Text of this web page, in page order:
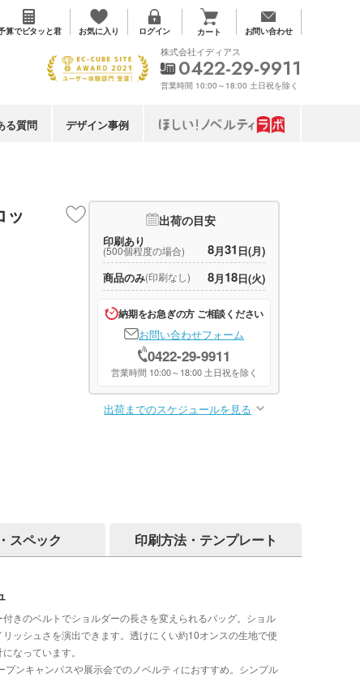
算でピタッと君 お気に入り ログイン カート お問い合わせ
る質問 デザイン事例
株式会社イディアス
0422-29-9911
営業時間 10:00～18:00 土日祝を除く
ッ
出荷の目安
印刷あり
(500個程度の場合) 8月31 日(月)
商品のみ(印刷なし) 8月18日(火)
納期をお急ぎの方 ご相談ください
お問い合わせフォーム
0422-29-9911
営業時間 10:00～18:00 土日祝を除く
出荷までのスケジュールを見る
スペック 印刷方法・テンプレート
きのベルトでショルダーの長さを変えられるバッグ。ショル
ッシュさを演出できます。透けにくい約10オンスの生地で使
なっています。
ンキャンパスや展示会でのノベルティにおすすめ。シンプル